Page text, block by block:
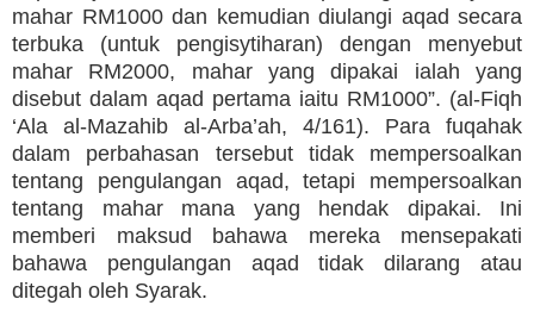
mahar RM1000 dan kemudian diulangi aqad secara
terbuka (untuk pengisytiharan) dengan menyebut
mahar RM2000, mahar yang dipakai ialah yang
disebut dalam aqad pertama iaitu RM1000”. (al-Fiqh
‘Ala al-Mazahib al-Arba’ah, 4/161). Para fuqahak
dalam perbahasan tersebut tidak mempersoalkan
tentang pengulangan aqad, tetapi mempersoalkan
tentang mahar mana yang hendak dipakai. Ini
memberi maksud bahawa mereka mensepakati
bahawa pengulangan aqad tidak dilarang atau
ditegah oleh Syarak.